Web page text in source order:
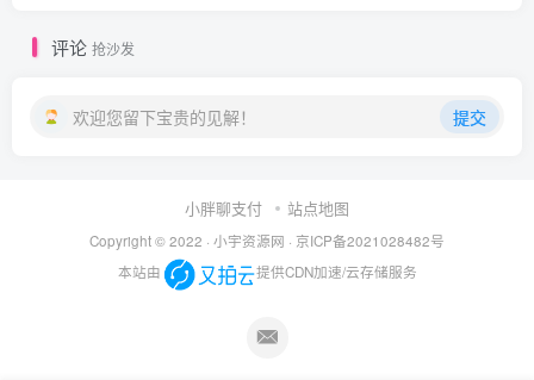
评论 抢沙发
欢迎您留下宝贵的见解！ 提交
小胖聊支付 站点地图
Copyright © 2022 · 小宇资源网 · 京ICP备2021028482号
本站由
提供CDN加速/云存储服务